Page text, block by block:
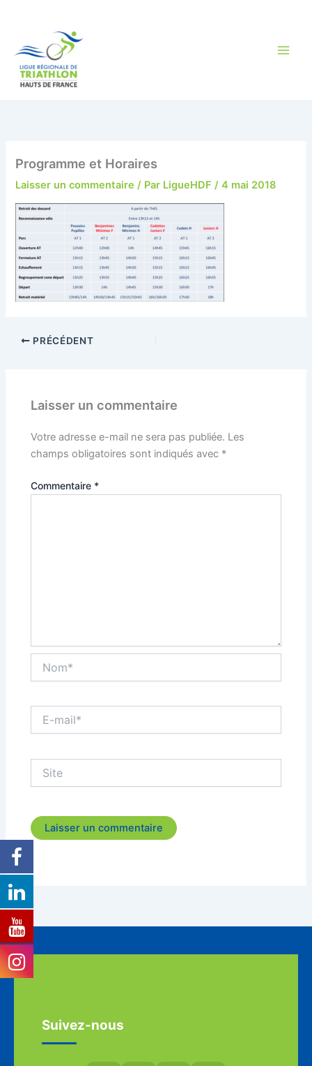
Programme et Horaires
Laisser un commentaire / Par LigueHDF/4 mai 2018
PRÉCÉDENT
Laisser un commentaire
Votre adresse e-mail ne sera pas publiée. Les
champs obligatoires sont indiqués avec *
Commentaire *
mail*
Suivez-nous